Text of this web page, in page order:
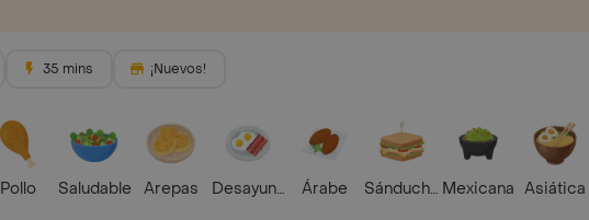
35 mins ¡Nuevos!
Pollo Saludable Arepas Desayunos Árabe SánduchesMexicana Asiática